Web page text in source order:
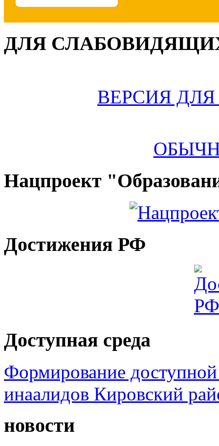
ДЛЯ
ВЕРСИЯ
Нацпроект
Достижения РФ
Доступная среда
Формирование доступной
инаалидов Кировский
новости